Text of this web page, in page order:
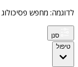
לדוגמה: מחפש
סנן
טיפול